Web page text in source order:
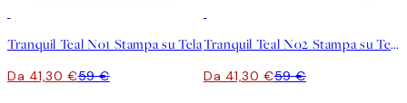
Tranquil Teal No1 Stampa su Tela
Da 41,30 €59 €
Tranquil Teal No2 Stampa su Tela
Da 41,30 €59 €